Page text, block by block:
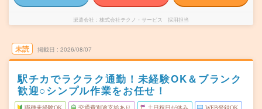
派遣会社 株式会社テクノ・サービス 採用担当
未読 掲載日 2026/08/07
駅チカでラクラク通勤！未経験OK＆ブランク
歓迎○シンプル作業をお任せ！
職種未経験OK 交通費別途支給あり 土日祝日が休み WEB登録OK